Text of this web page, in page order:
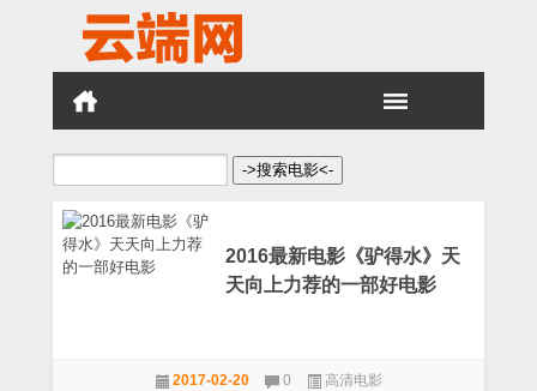
搜
2016最新电影《驴得水》天
天向上力荐的一部好电影
2017-02-20 0 高清电影